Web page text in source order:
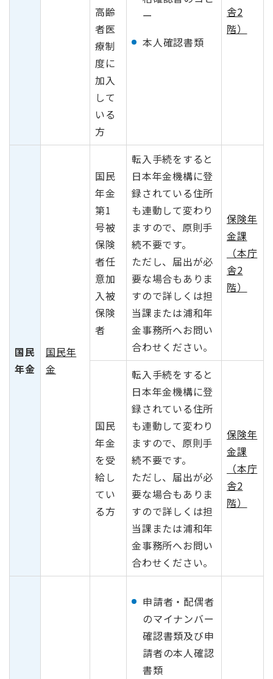
高齢
者医
療制
度に
加入
して
いる
方
ー
本人確認書類
舎2
階）
国民
年金
国民年
金
国民
年金
第1
号被
保険
者任
意加
入被
保険
者
転入手続をすると
日本年金機構に登
録されている住所
も連動して変わり
ますので、原則手
続不要です。
ただし、届出が必
要な場合もありま
すので詳しくは担
当課または浦和年
金事務所へお問い
合わせください。
保険年
金課
（本庁
舎2
階）
国民
年金
を受
給し
てい
る方
転入手続をすると
日本年金機構に登
録されている住所
も連動して変わり
ますので、原則手
続不要です。
ただし、届出が必
要な場合もありま
すので詳しくは担
当課または浦和年
金事務所へお問い
合わせください。
保険年
金課
（本庁
舎2
階）
申請者・配偶者
のマイナンバー
確認書類及び申
請者の本人確認
書類